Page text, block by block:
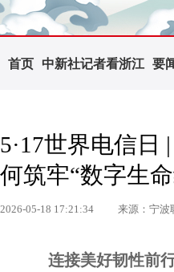
首页 中新社记者看浙江 要
5·17世界电信
何筑牢“数字生
2026-05-18 17:21:34 来源：宁波
连接美好韧性前